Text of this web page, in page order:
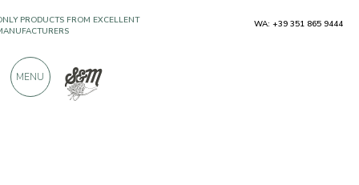
PRODUCTS FROM EXCELLENT
900 POSITIVE REVIEWS
WA: +39 351 865 9444
MENU